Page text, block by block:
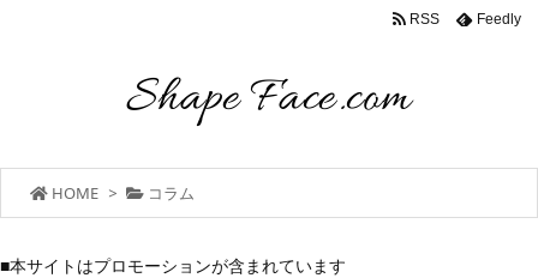
RSS Feedly
HOME > コラム
■本サイトはプロモーションが含まれています